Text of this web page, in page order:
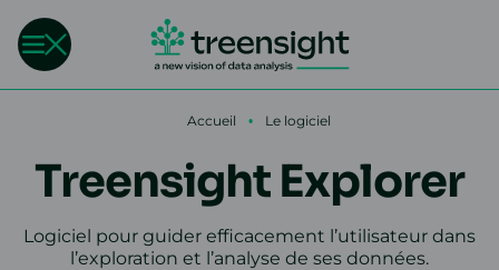
Accueil • Le logiciel
Treensight Explorer
Logiciel pour guider efficacement l’utilisateur dans
l’exploration et l’analyse de ses données.